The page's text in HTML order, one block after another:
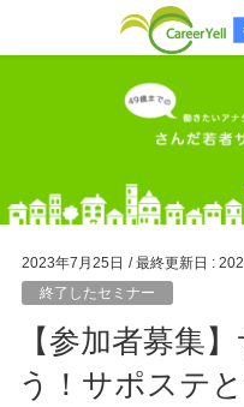
2023年7月25日 / 最終更新日 :
終了したセミナー
【参加者募集】サポステを知ろ
う！サポステ